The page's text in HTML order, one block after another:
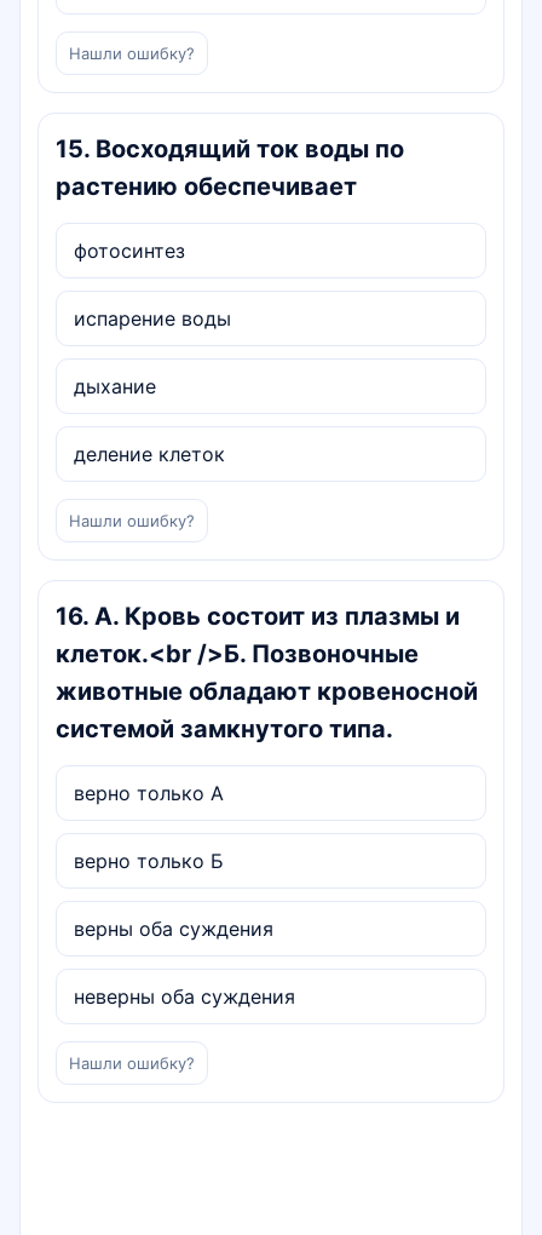
Нашли ошибку?
15. Восходящий ток воды по
растению обеспечивает
фотосинтез
испарение воды
дыхание
деление клеток
Нашли ошибку?
16. А. Кровь состоит из плазмы и
клеток.<br />Б. Позвоночные
животные обладают кровеносной
системой замкнутого типа.
верно только А
верно только Б
верны оба суждения
неверны оба суждения
Нашли ошибку?